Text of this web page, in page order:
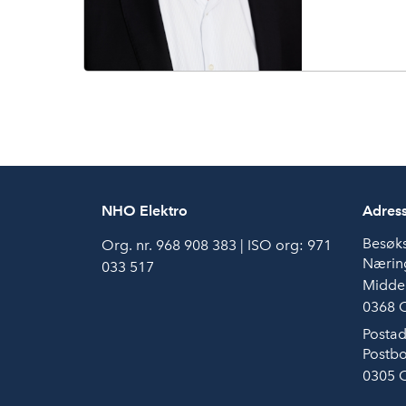
NHO Elektro
Org. nr. 968 908 383 | ISO org: 971
033 517
0368
0305